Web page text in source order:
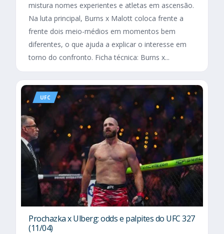
mistura nomes experientes e atletas em ascensão.
Na luta principal, Burns x Malott coloca frente a
frente dois meio-médios em momentos bem
diferentes, o que ajuda a explicar o interesse em
torno do confronto. Ficha técnica: Burns x...
UFC
Prochazka x Ulberg: odds e palpites do UFC 327
(11/04)